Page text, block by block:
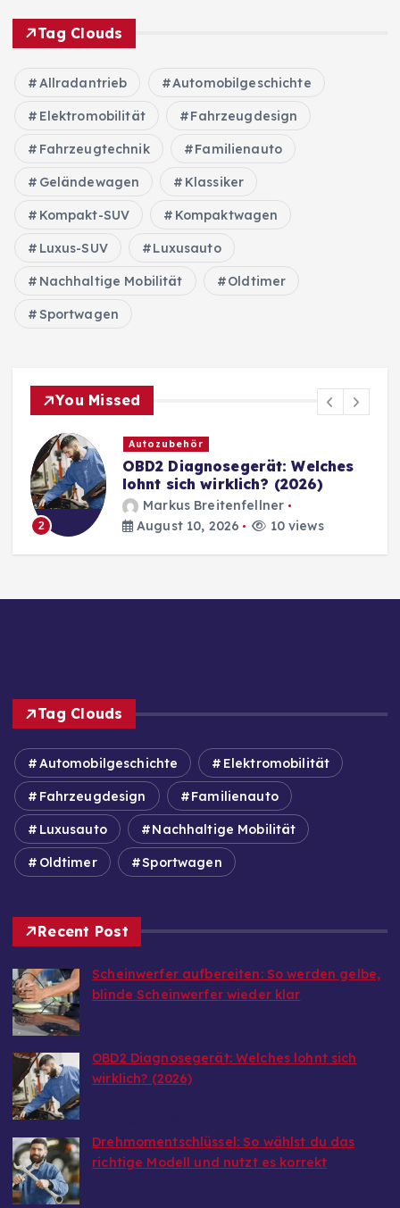
Tag Clouds
Allradantrieb Automobilgeschichte
Elektromobilität Fahrzeugdesign
Fahrzeugtechnik Familienauto
Geländewagen Klassiker
Kompakt-SUV Kompaktwagen
Luxus-SUV Luxusauto
Nachhaltige Mobilität Oldtimer
Sportwagen
You Missed
2
Autozubehör
OBD2 Diagnosegerät: Welches
lohnt sich wirklich? (2026)
Markus Breitenfellner
August 10, 2026
10 views
Tag Clouds
Automobilgeschichte Elektromobilität
Fahrzeugdesign Familienauto
Luxusauto Nachhaltige Mobilität
Oldtimer Sportwagen
Recent Post
Scheinwerfer aufbereiten: So werden gelbe,
blinde Scheinwerfer wieder klar
OBD2 Diagnosegerät: Welches lohnt sich
wirklich? (2026)
Drehmomentschlüssel: So wählst du das
richtige Modell und nutzt es korrekt